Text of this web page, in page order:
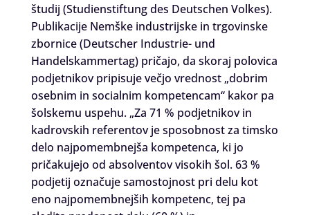
študij (Studienstiftung des Deutschen Volkes).
Publikacije Nemške industrijske in trgovinske
zbornice (Deutscher Industrie- und
Handelskammertag) pričajo, da skoraj polovica
podjetnikov pripisuje večjo vrednost „dobrim
osebnim in socialnim kompetencam“ kakor pa
šolskemu uspehu. „Za 71 % podjetnikov in
kadrovskih referentov je sposobnost za timsko
delo najpomembnejša kompetenca, ki jo
pričakujejo od absolventov visokih šol. 63 %
podjetij označuje samostojnost pri delu kot
eno najpomembnejših kompetenc, tej pa